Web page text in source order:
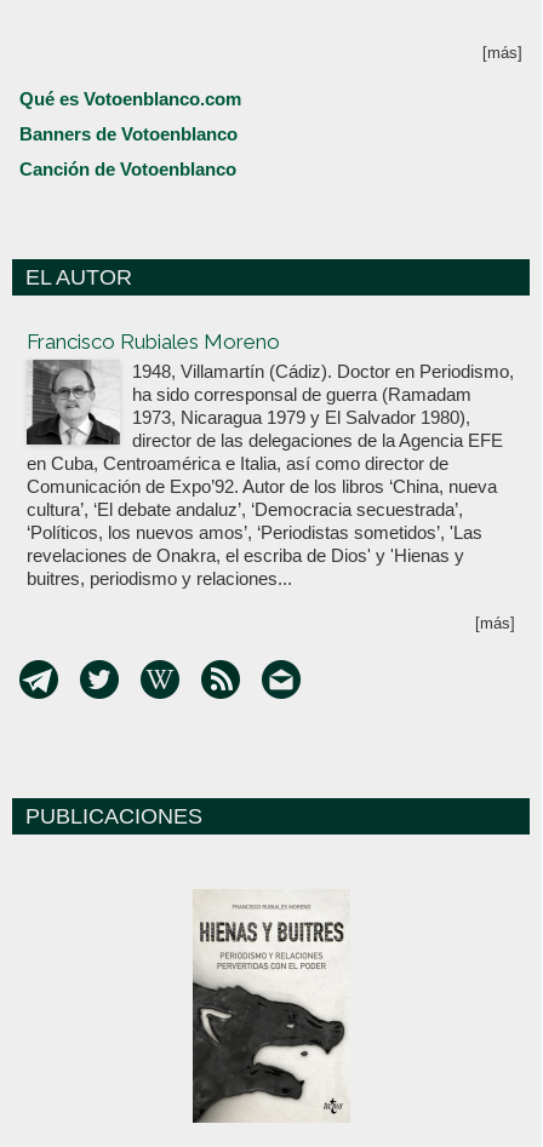
[más]
Qué es Votoenblanco.com
Banners de Votoenblanco
Canción de Votoenblanco
EL AUTOR
Francisco Rubiales Moreno
1948, Villamartín (Cádiz). Doctor en Periodismo,
ha sido corresponsal de guerra (Ramadam
1973, Nicaragua 1979 y El Salvador 1980),
director de las delegaciones de la Agencia EFE
en Cuba, Centroamérica e Italia, así como director de
Comunicación de Expo’92. Autor de los libros ‘China, nueva
cultura’, ‘El debate andaluz’, ‘Democracia secuestrada’,
‘Políticos, los nuevos amos’, ‘Periodistas sometidos’, 'Las
revelaciones de Onakra, el escriba de Dios' y 'Hienas y
buitres, periodismo y relaciones...
[más]
PUBLICACIONES